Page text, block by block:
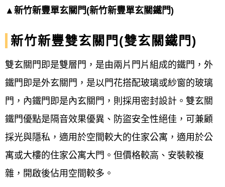
▲新竹新豐單玄關門(新竹新豐單玄關鐵門)
新竹新豐雙玄關門(雙玄關鐵門)
雙玄關門即是雙層門，是由兩片門片組成的鐵門，外
鐵門即是外玄關門，是以門花搭配玻璃或紗窗的玻璃
門，內鐵門即是內玄關門，則採用密封設計。雙玄關
鐵門優點是隔音效果優異、防盜安全性絕佳，可兼顧
採光與隱私，適用於空間較大的住家公寓，適用於公
寓或大樓的住家公寓大門。但價格較高、安裝較複
雜，開啟後佔用空間較多。